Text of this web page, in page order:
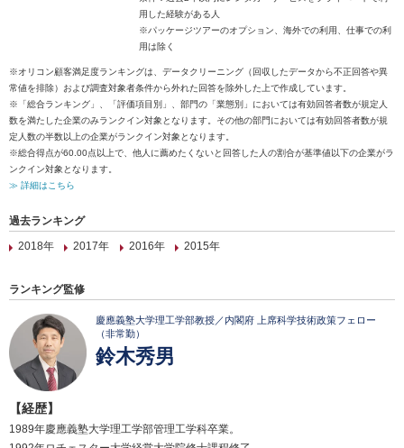
用した経験がある人
※パッケージツアーのオプション、海外での利用、仕事での利
用は除く
※オリコン顧客満足度ランキングは、データクリーニング（回収したデータから不正回答や異
常値を排除）および調査対象者条件から外れた回答を除外した上で作成しています。
※「総合ランキング」、「評価項目別」、部門の「業態別」においては有効回答者数が規定人
数を満たした企業のみランクイン対象となります。その他の部門においては有効回答者数が規
定人数の半数以上の企業がランクイン対象となります。
※総合得点が60.00点以上で、他人に薦めたくないと回答した人の割合が基準値以下の企業がラ
ンクイン対象となります。
≫ 詳細はこちら
過去ランキング
2018年
2017年 2016年 2015年
ランキング監修
慶應義塾大学理工学部教授／内閣府 上席科学技術政策フェロー
（非常勤）
鈴木秀男
【経歴】
1989年慶應義塾大学理工学部管理工学科卒業。